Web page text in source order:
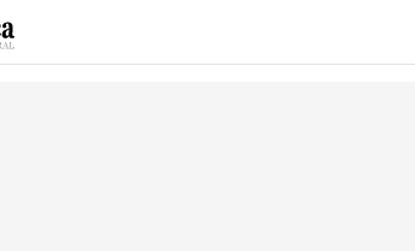
DEPORTES OPINIÓN EXTRAS